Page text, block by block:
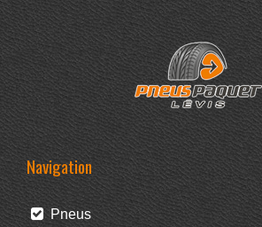
Navigation
Pneus